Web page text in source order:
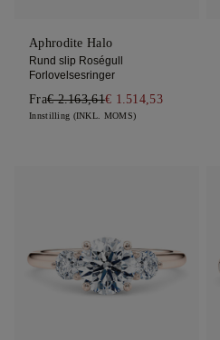
Aphrodite Halo
Rund slip Roségull
Forlovelsesringer
Fra€ 2.163,61€ 1.514,53
Innstilling (INKL. MOMS)